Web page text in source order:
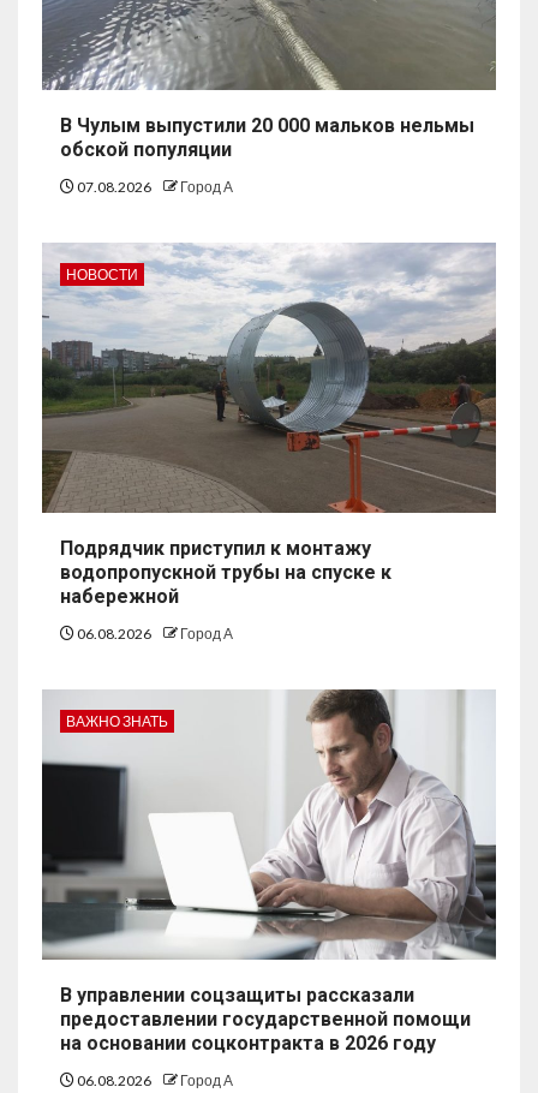
В Чулым выпустили 20 000 мальков нельмы
обской популяции
07.08.2026 Город А
НОВОСТИ
Подрядчик приступил к монтажу
водопропускной трубы на спуске к
набережной
06.08.2026 Город А
ВАЖНО ЗНАТЬ
В управлении соцзащиты рассказали
предоставлении государственной помощи
на основании соцконтракта в 2026 году
06.08.2026 Город А